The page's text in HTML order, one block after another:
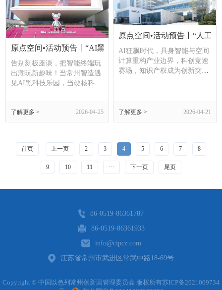
原点空间•活动预告丨“AI黑科技玩家”主题派对
告别刻板座谈，把智能终端玩
出潮玩新趣味！当常州智造遇
见AI黑科技乐园，当硬核科创
为科技爱好者打造的创新派
对，将于4月28日（周二）在
西太湖（常州）人工智能国际
了解更多 > 2026-04-25
原点空间•活动预告丨“人工
AI狂飙时代，具身智能与空间
计算重构产业边界，科创竞速
赛场，知识产权成为创新突围
务生态，再到智能体护航企业
出海知产安全，三大硬核议题
了解更多 > 2026-04-21
首页 上一页 2 3 4 5 6 7 8
9 10 11 ··· 下一页 尾页
86-0519-86361787
86-0519-86361933
info@cipcz.com
江苏省常州市武进区常武中路18-69号
Copyright © 中国以色列常州创新园管理委员会 版权所有苏ICP备2021009734